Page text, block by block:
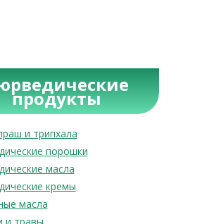
продукты
и трипхала
порошки
масла
кремы
масла